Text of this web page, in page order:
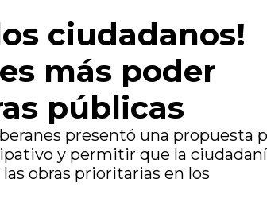
ciudadanos!
más poder
públicas
presentó una propuesta
y permitir que la
obras prioritarias en los